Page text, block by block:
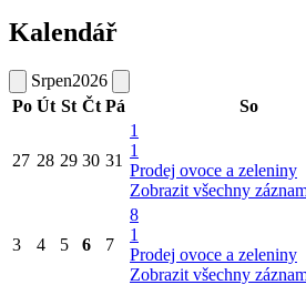
Kalendář
Srpen2026
Po Út St Čt Pá So
27 28 29 30 31
1
1
Prodej ovoce a zeleniny
Zobrazit všechny
3 4 5 6 7
8
1
Prodej ovoce a zeleniny
Zobrazit všechny